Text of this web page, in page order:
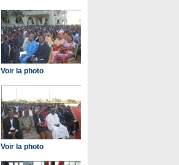
Voir la photo
Voir la photo